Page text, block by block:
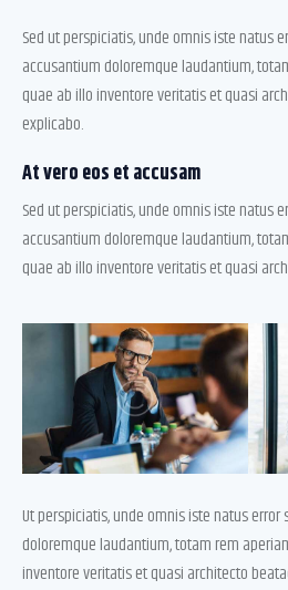
Sed ut perspiciatis, unde omnis iste natus
accusantium doloremque laudantium,
quae ab illo inventore veritatis et quasi
explicabo.
At vero eos et accusam
Sed ut perspiciatis, unde omnis iste natus
accusantium doloremque laudantium,
quae ab illo inventore veritatis et quasi
Ut perspiciatis, unde omnis iste natus
doloremque laudantium, totam rem
inventore veritatis et quasi architecto